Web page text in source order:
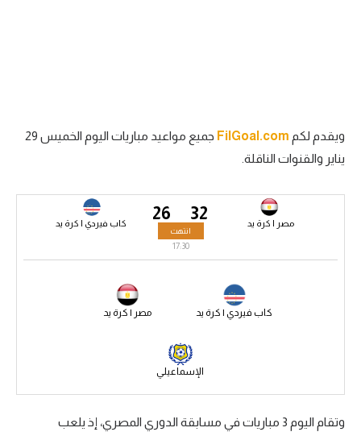
سعودي في الجول
الدوري الإنجليزي
الدوري الإسباني
كرة سلة
ويقدم لكم FilGoal.com
جميع مواعيد مباريات اليوم الخميس 29
يناير والقنوات الناقلة.
32 مصر | كرة يد 26 كاب فيردي | كرة يد
انتهت
17:30
كاب فيردي | كرة يد مصر | كرة يد
الإسماعيلي
وتقام اليوم 3 مباريات في مسابقة الدوري المصري، إذ يلعب